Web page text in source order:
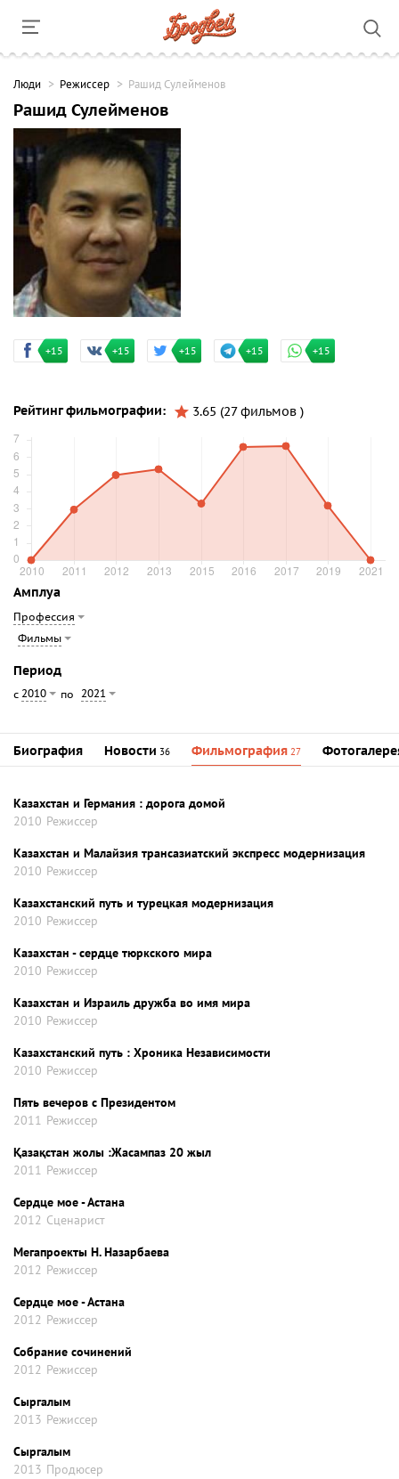
Люди Режиссер Рашид Сулейменов
Рашид Сулейменов
+15 +15 +15 +15 +15
Рейтинг фильмографии: 3.65 (27 фильмов )
Амплуа
Профессия
Фильмы
Период
с 2010 по 2021
Биография Новости 36 Фильмография 27
Казахстан и Германия : дорога домой
2010 Режиссер
Казахстан и Малайзия трансазиатский экспресс модернизация
2010 Режиссер
Казахстанский путь и турецкая модернизация
2010 Режиссер
Казахстан - сердце тюркского мира
2010 Режиссер
Казахстан и Израиль дружба во имя мира
2010 Режиссер
Казахстанский путь : Хроника Независимости
2010 Режиссер
Пять вечеров с Президентом
2011 Режиссер
Қазақстан жолы :Жасампаз 20 жыл
2011 Режиссер
Сердце мое - Астана
2012 Сценарист
Мегапроекты Н. Назарбаева
2012 Режиссер
Сердце мое - Астана
2012 Режиссер
Собрание сочинений
2012 Режиссер
Сыргалым
2013 Режиссер
Сыргалым
2013 Продюсер